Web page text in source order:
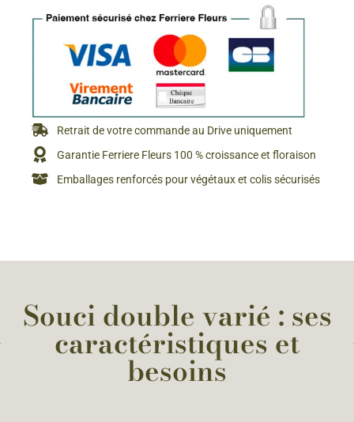
Retrait de votre commande au Drive uniquement
Garantie Ferriere Fleurs 100 % croissance et floraison
Emballages renforcés pour végétaux et colis sécurisés
Souci double varié : ses
caractéristiques et
besoins